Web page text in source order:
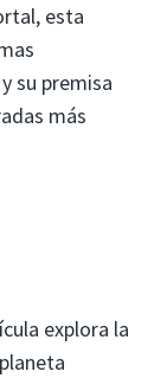
esta
su premisa
más
explora la